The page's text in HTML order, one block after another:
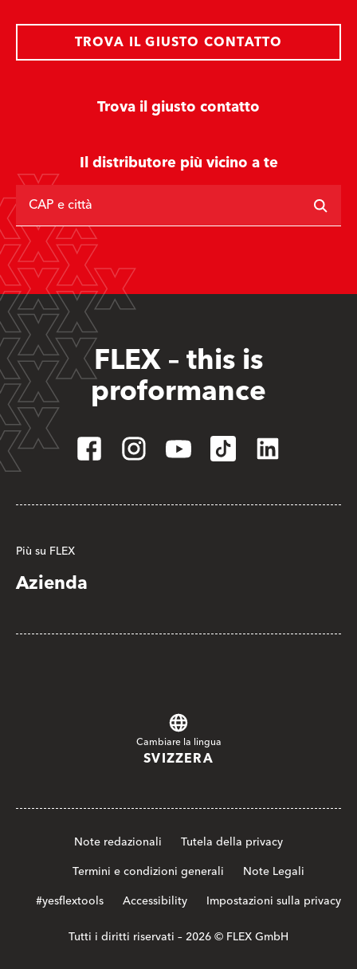
Trova il giusto contatto
TROVA IL GIUSTO CONTATTO
Il distributore più vicino a te
CAP e città
FLEX – this is
proformance
Più su FLEX
Azienda
Cambiare la lingua
SVIZZERA
Note redazionali
Tutela della privacy
Termini e condizioni generali
Note Legali
#yesflextools
Accessibility
Impostazioni sulla privacy
Tutti i diritti riservati – 2026 © FLEX GmbH